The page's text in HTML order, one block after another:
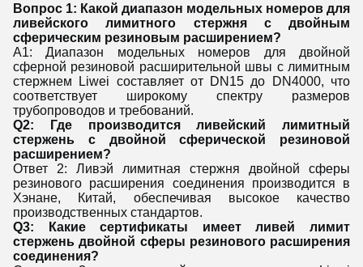
Вопрос 1: Какой диапазон модельных номеров для
ливейского лимитного стержня с двойным
сферическим резиновым расширением?
A1: Диапазон модельных номеров для двойной
сферной резиновой расширительной швы с лимитным
стержнем Liwei составляет от DN15 до DN4000, что
соответствует широкому спектру размеров
трубопроводов и требований.
Q2: Где производится ливейский лимитный
стержень с двойной сферической резиновой
расширением?
Ответ 2: Ливэй лимитная стержня двойной сферы
резинового расширения соединения производится в
Хэнане, Китай, обеспечивая высокое качество
производственных стандартов.
Q3: Какие сертификаты имеет ливей лимит
стержень двойной сферы резинового расширения
соединения?